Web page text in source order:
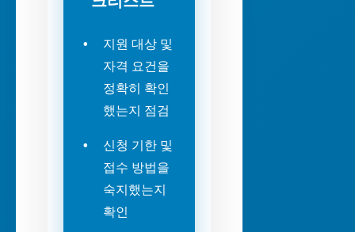
지원 대상 및
자격 요건을
정확히 확인
했는지 점검
신청 기한 및
접수 방법을
숙지했는지
확인